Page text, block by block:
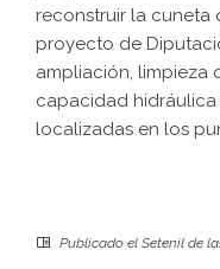
reconstruir la cuneta
proyecto de
ampliación, limpieza
capacidad
localizadas en los
Publicado el Setenil de